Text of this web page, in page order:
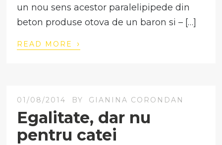
un nou sens acestor paralelipipede din
beton produse otova de un baron si – […]
READ MORE ›
01/08/2014 BY GIANINA CORONDAN
Egalitate, dar nu
pentru catei